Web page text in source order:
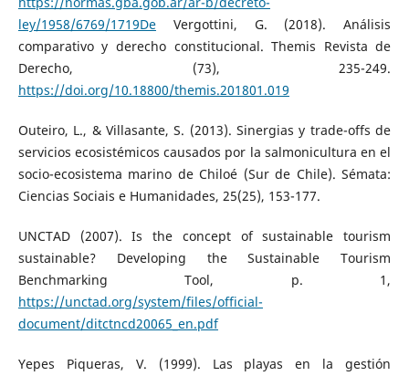
ley/1958/6769/1719DeVergottini, G. (2018). Análisis
comparativo y derecho constitucional. Themis Revista de
Derecho, (73), 235-249.
https://doi.org/10.18800/themis.201801.019
Outeiro, L., & Villasante, S. (2013). Sinergias y trade-offs de
servicios ecosistémicos causados por la salmonicultura en el
socio-ecosistema marino de Chiloé (Sur de Chile). Sémata:
Ciencias Sociais e Humanidades, 25(25), 153-177.
UNCTAD (2007). Is the concept of sustainable tourism
sustainable? Developing the Sustainable Tourism
Benchmarking Tool, p. 1,
https://unctad.org/system/files/official-
document/ditctncd20065_en.pdf
Yepes Piqueras, V. (1999). Las playas en la gestión